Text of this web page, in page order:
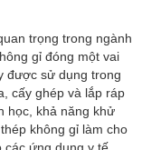
trọng trong ngành
gỉ đóng một vai
được sử dụng trong
cấy ghép và lắp ráp
học, khả năng khử
không gỉ làm cho